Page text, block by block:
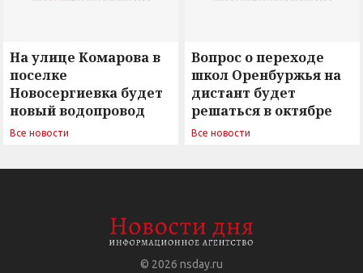
На улице Комарова в
поселке
Новосергиевка будет
новый водопровод
Все новости
Вопрос о переходе
школ Оренбуржья на
дистант будет
решаться в октябре
Все новости
© 2026 nsday.ru